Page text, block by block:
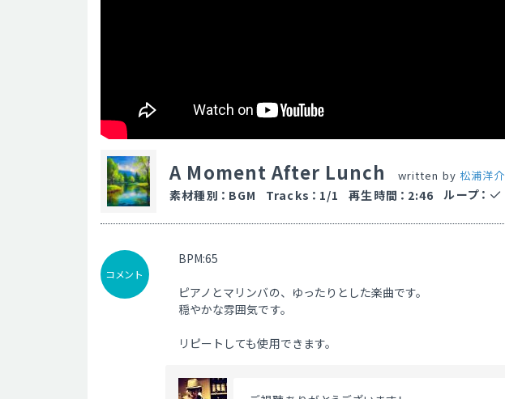
A Moment After Lunch written by 松浦洋介
素材種別 ： BGM Tracks ： 1/1 再生時間 ： 2:46 ループ ：
コメント
BPM:65
ピアノとマリンバの、ゆったりとした楽曲です。
穏やかな雰囲気です。
リピートしても使用できます。